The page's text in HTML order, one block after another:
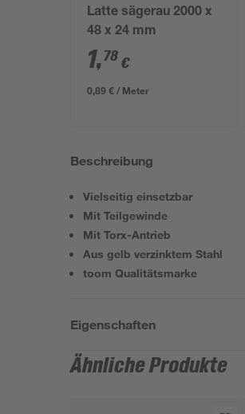
Latte sägerau 2000 x
48 x 24 mm
1,78 €
0,89 € / Meter
Beschreibung
Vielseitig einsetzbar
Mit Teilgewinde
Mit Torx-Antrieb
Aus gelb verzinktem Stahl
toom Qualitätsmarke
Eigenschaften
Ähnliche Produkte